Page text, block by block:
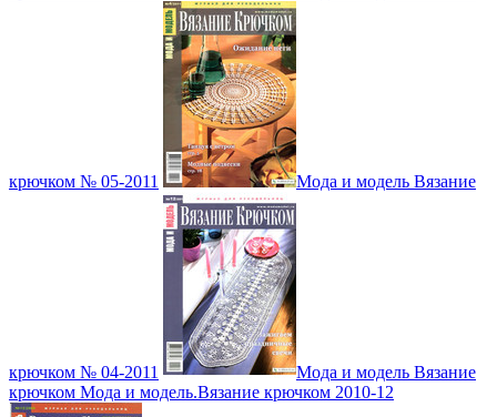
крючком № 05-2011 Мода и модель Вязание
крючком № 04-2011
Мода и модель Вязание
крючком Мода и модель.Вязание крючком 2010-12